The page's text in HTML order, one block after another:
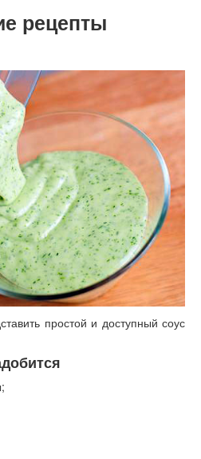
рецепты
простой и доступный соус